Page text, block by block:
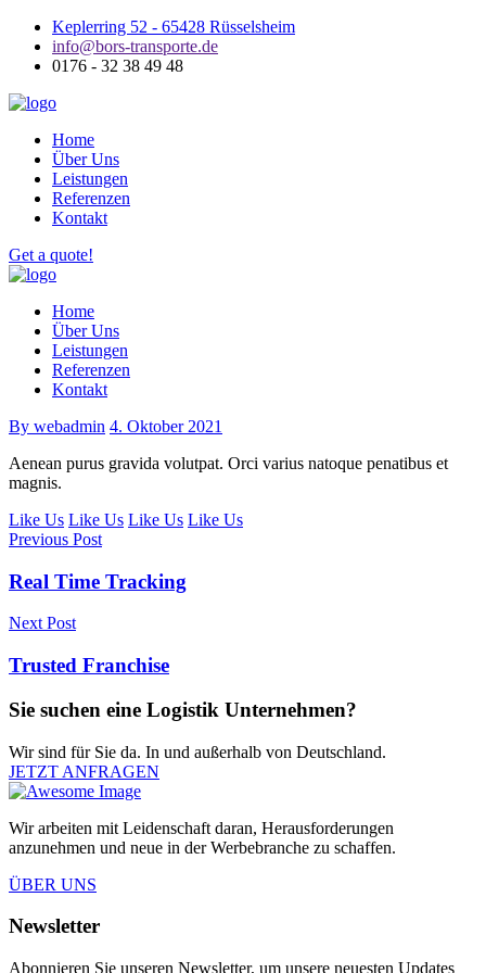
Keplerring 52 - 65428 Rüsselsheim
info@bors-transporte.de
0176 - 32 38 49 48
Home
Über Uns
Leistungen
Referenzen
Kontakt
Get a quote!
Home
Über Uns
Leistungen
Referenzen
Kontakt
By webadmin 4. Oktober 2021
Aenean purus gravida volutpat. Orci varius natoque penatibus et
magnis.
Like Us Like Us Like Us Like Us
Previous Post
Real Time Tracking
Next Post
Trusted Franchise
Sie suchen eine Logistik Unternehmen?
Wir sind für Sie da. In und außerhalb von Deutschland.
JETZT ANFRAGEN
Wir arbeiten mit Leidenschaft daran, Herausforderungen
anzunehmen und neue in der Werbebranche zu schaffen.
ÜBER UNS
Newsletter
Abonnieren Sie unseren Newsletter, um unsere neuesten Updates